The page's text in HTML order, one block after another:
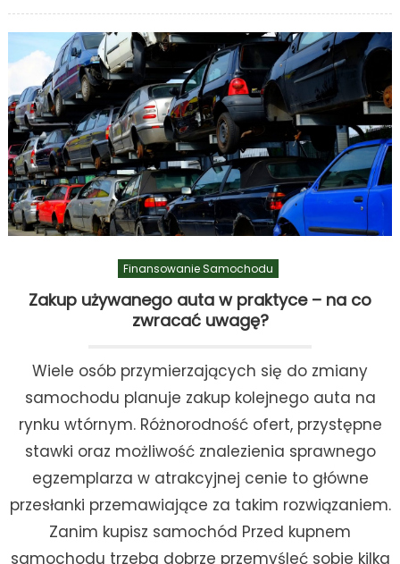
Finansowanie Samochodu
Zakup używanego auta w praktyce – na co
zwracać uwagę?
Wiele osób przymierzających się do zmiany
samochodu planuje zakup kolejnego auta na
rynku wtórnym. Różnorodność ofert, przystępne
stawki oraz możliwość znalezienia sprawnego
egzemplarza w atrakcyjnej cenie to główne
przesłanki przemawiające za takim rozwiązaniem.
Zanim kupisz samochód Przed kupnem
samochodu trzeba dobrze przemyśleć sobie kilka